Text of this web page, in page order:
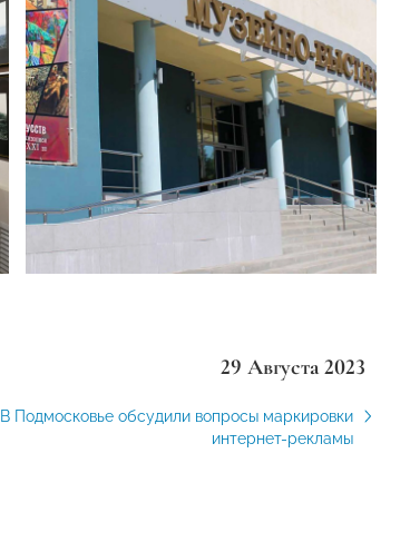
29 Августа 2023
В Подмосковье обсудили вопросы маркировки
интернет-рекламы